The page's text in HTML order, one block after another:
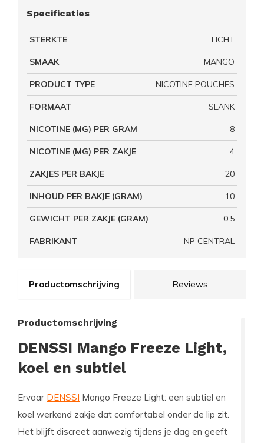
Productomschrijving Reviews
Productomschrijving
DENSSI Mango Freeze Light,
koel en subtiel
Ervaar DENSSI Mango Freeze Light: een subtiel en
koel werkend zakje dat comfortabel onder de lip zit.
Het blijft discreet aanwezig tijdens je dag en geeft
Specificaties
STERKTE LICHT
SMAAK MANGO
PRODUCT TYPE NICOTINE POUCHES
FORMAAT SLANK
NICOTINE (MG) PER GRAM 8
NICOTINE (MG) PER ZAKJE 4
ZAKJES PER BAKJE 20
INHOUD PER BAKJE (GRAM) 10
GEWICHT PER ZAKJE (GRAM) 0.5
FABRIKANT NP CENTRAL